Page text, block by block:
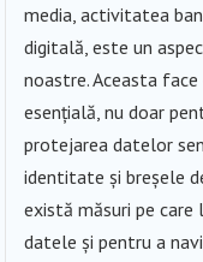
media, activitatea
digitală, este un
noastre. Aceasta
esențială, nu doar
protejarea datelor
identitate și breșele
există măsuri pe
datele și pentru a